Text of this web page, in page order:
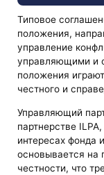
Типовое
положения,
управление
управляющими и
положения
честного и
Управляющий
партнерстве
интересах фонда
основывается на
честности, что